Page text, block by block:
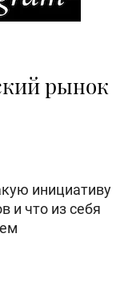
рынок
инициативу
и что из себя